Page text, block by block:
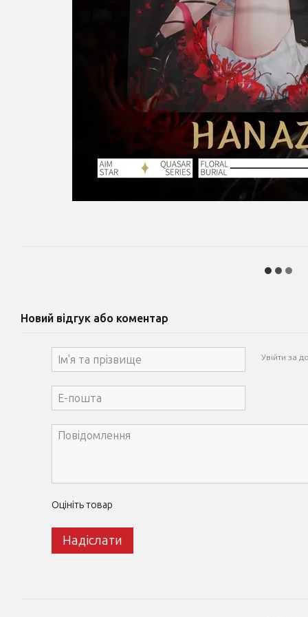
Новий відгук або коментар
Увійти за
Оцініть товар
Надіслати